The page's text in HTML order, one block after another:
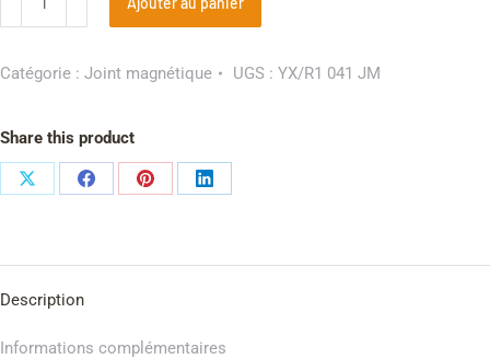
Catégorie : Joint magnétique UGS : YX/R1 041 JM
Share this product
Description
Informations complémentaires